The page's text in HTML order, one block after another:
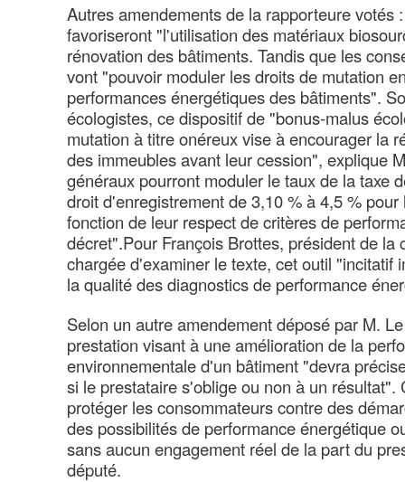
Autres amendements de la rapporteure votés
favoriseront "l'utilisation des matériaux
rénovation des bâtiments. Tandis que les
vont "pouvoir moduler les droits de mutation
performances énergétiques des bâtiments".
écologistes, ce dispositif de "bonus-malus
mutation à titre onéreux vise à encourager la
des immeubles avant leur cession", explique
généraux pourront moduler le taux de la taxe
droit d'enregistrement de 3,10 % à 4,5 %
fonction de leur respect de critères de
décret".Pour François Brottes, président de la
chargée d'examiner le texte, cet outil "incitatif
la qualité des diagnostics de performance
Selon un autre amendement déposé par M.
prestation visant à une amélioration de la
environnementale d'un bâtiment "devra
si le prestataire s'oblige ou non à un résultat".
protéger les consommateurs contre des
des possibilités de performance énergétique
sans aucun engagement réel de la part du
député.